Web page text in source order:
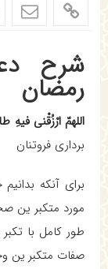
شرح
رمضان
اللهمّ ارْزُقْنی فیهِ
برداری فروتنان
برای آنکه
مورد متکبر ین
طور کامل با
صفات متکبر ین